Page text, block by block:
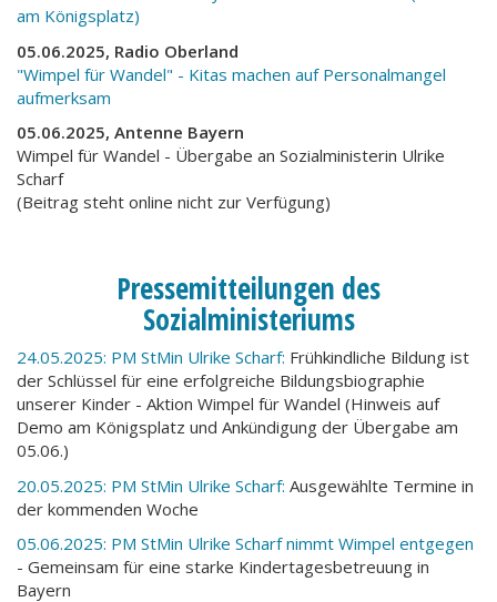
am Königsplatz)
05.06.2025, Radio Oberland
"Wimpel für Wandel" - Kitas machen auf Personalmangel
aufmerksam
05.06.2025, Antenne Bayern
Wimpel für Wandel - Übergabe an Sozialministerin Ulrike
Scharf
(Beitrag steht online nicht zur Verfügung)
Pressemitteilungen des
Sozialministeriums
24.05.2025: PM StMin Ulrike Scharf: Frühkindliche Bildung ist
der Schlüssel für eine erfolgreiche Bildungsbiographie
unserer Kinder - Aktion Wimpel für Wandel (Hinweis auf
Demo am Königsplatz und Ankündigung der Übergabe am
05.06.)
20.05.2025: PM StMin Ulrike Scharf: Ausgewählte Termine in
der kommenden Woche
05.06.2025: PM StMin Ulrike Scharf nimmt Wimpel entgegen
- Gemeinsam für eine starke Kindertagesbetreuung in
Bayern